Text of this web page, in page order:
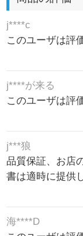
j****c
このユーザは評
j****が来る
このユーザは評
j***狼
品質保証、お店
書は適時に提供
海****D